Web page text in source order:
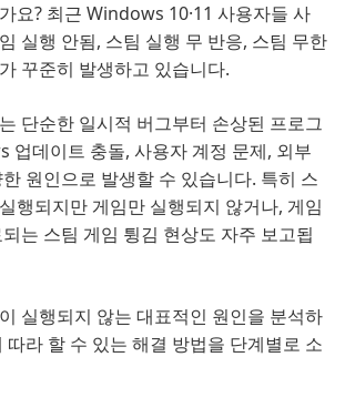
요? 최근 Windows 10·11 사용자들 사
실행 안됨, 스팀 실행 무 반응, 스팀 무한
꾸준히 발생하고 있습니다.
단순한 일시적 버그부터 손상된 프로그
업데이트 충돌, 사용자 계정 문제, 외부
원인으로 발생할 수 있습니다. 특히 스
행되지만 게임만 실행되지 않거나, 게임
는 스팀 게임 튕김 현상도 자주 보고됩
실행되지 않는 대표적인 원인을 분석하
따라 할 수 있는 해결 방법을 단계별로 소